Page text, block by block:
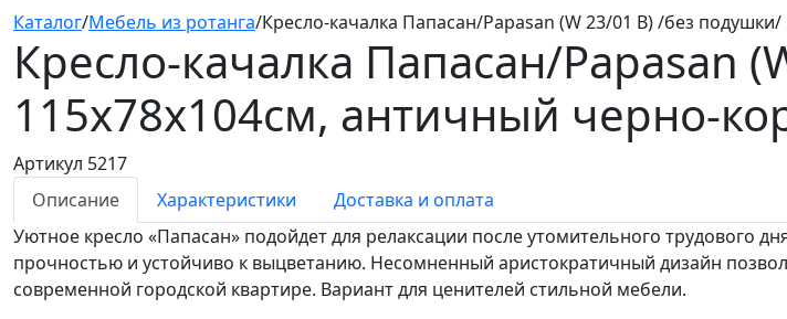
Каталог/Мебель из ротанга/Кресло-качалка Папасан/Papasan (W 23/01 B) /без
Кресло-качалка Папасан/Papasan
115х78х104см, античный черно-
Артикул 5217
Описание
Характеристики
Доставка и оплата
Уютное кресло «Папасан» подойдет для релаксации после утомительного трудового
прочностью и устойчиво к выцветанию. Несомненный аристократичный дизайн
современной городской квартире. Вариант для ценителей стильной мебели.